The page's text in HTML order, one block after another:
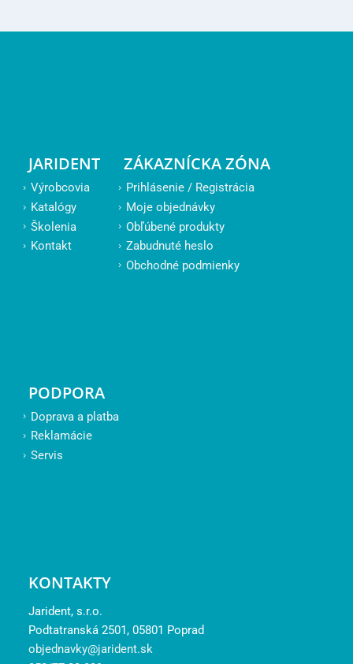
JARIDENT
Výrobcovia
Katalógy
Školenia
Kontakt
ZÁKAZNÍCKA ZÓNA
Prihlásenie / Registrácia
Moje objednávky
Obľúbené produkty
Zabudnuté heslo
Obchodné podmienky
PODPORA
Doprava a platba
Reklamácie
Servis
KONTAKTY
Jarident, s.r.o.
Podtatranská 2501, 05801 Poprad
objednavky@jarident.sk